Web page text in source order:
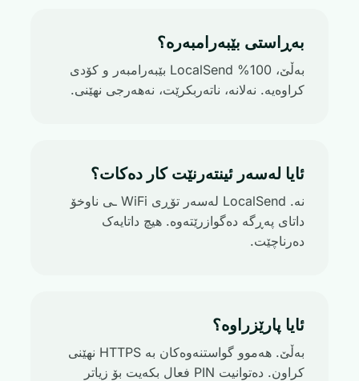
بەڕاستی بێبەرامبەرە؟
بەڵێ، LocalSend %100 بێبەرامبەر و کۆدی
کراوەیە. نەلانە، ناتەربکرێت، نەھەرجی نهێنی.
ئایا لەسەر ئینتەرنێت کار دەکات؟
نە. LocalSend لەسەر تۆڕی WiFi ـی ناوخۆ
داتای پەڕگە دەگوازرێتەوە. هیچ داتایەک
دەرناچێت.
ئایا پارێزراوە؟
بەڵێ. هەموو گواستنەوەکان بە HTTPS نهێنی
کراون. دەتوانیت PIN فعال بکەیت بۆ زیاتر